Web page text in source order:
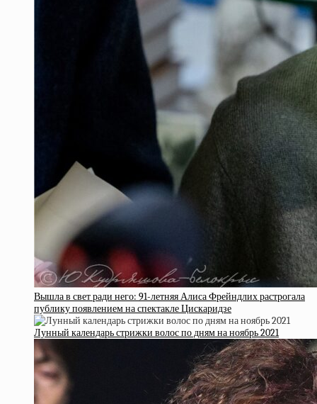
Вышла в свет ради него: 91-летняя Алиса Фрейндлих растрогала
публику появлением на спектакле Цискаридзе
Лунный календарь стрижки волос по дням на ноябрь 2021